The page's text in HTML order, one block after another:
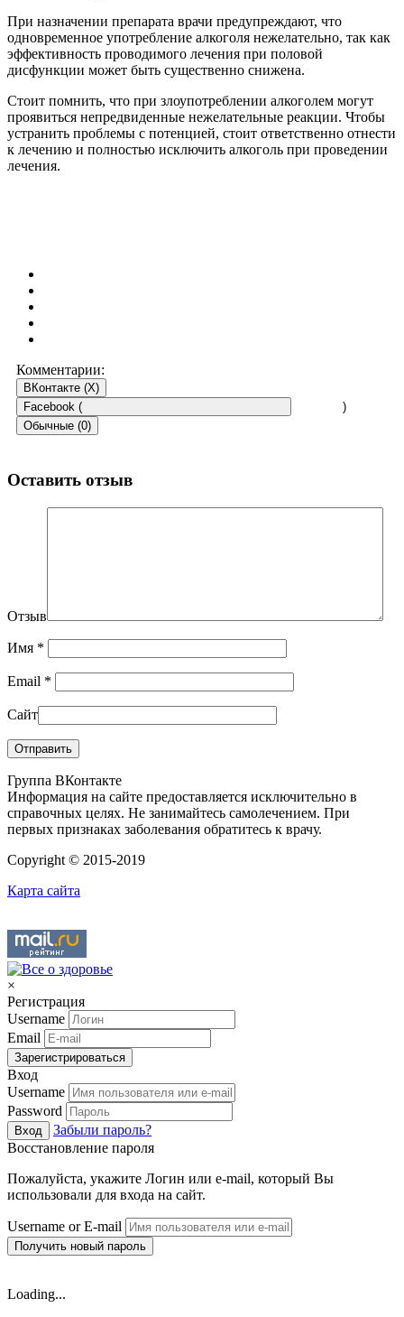
При назначении препарата врачи предупреждают, что
одновременное употребление алкоголя нежелательно, так как
эффективность проводимого лечения при половой
дисфункции может быть существенно снижена.
Стоит помнить, что при злоупотреблении алкоголем могут
проявиться непредвиденные нежелательные реакции. Чтобы
устранить проблемы с потенцией, стоит ответственно отнести
к лечению и полностью исключить алкоголь при проведении
лечения.
Комментарии:
ВКонтакте (X)
Facebook (
)
Обычные (0)
Оставить отзыв
Отзыв
Имя *
Email *
Сайт
Группа ВКонтакте
Информация на сайте предоставляется исключительно в
справочных целях. Не занимайтесь самолечением. При
первых признаках заболевания обратитесь к врачу.
Copyright © 2015-2019
Карта сайта
×
Регистрация
Username
Email
Зарегистрироваться
Вход
Username
Password
Вход
Забыли пароль?
Восстановление пароля
Пожалуйста, укажите Логин или e-mail, который Вы
использовали для входа на сайт.
Username or E-mail
Получить новый пароль
Loading...